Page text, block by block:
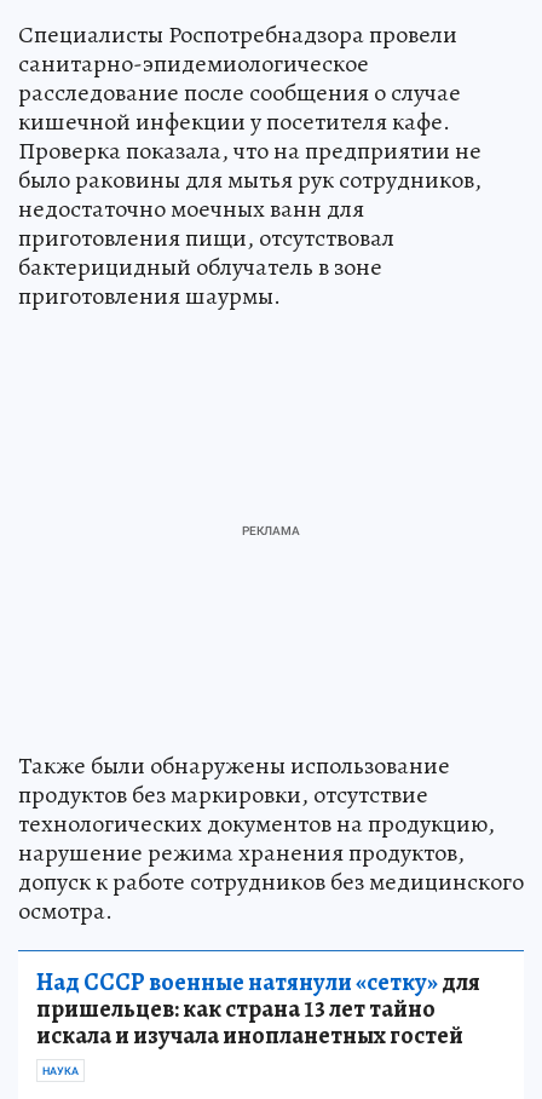
Специалисты Роспотребнадзора провели
санитарно-эпидемиологическое
расследование после сообщения о случае
кишечной инфекции у посетителя кафе.
Проверка показала, что на предприятии не
было раковины для мытья рук сотрудников,
недостаточно моечных ванн для
приготовления пищи, отсутствовал
бактерицидный облучатель в зоне
приготовления шаурмы.
Также были обнаружены использование
продуктов без маркировки, отсутствие
технологических документов на продукцию,
нарушение режима хранения продуктов,
допуск к работе сотрудников без медицинского
осмотра.
Над СССР военные натянули «сетку»для
пришельцев: как страна 13 лет тайно
искала и изучала инопланетных гостей
НАУКА